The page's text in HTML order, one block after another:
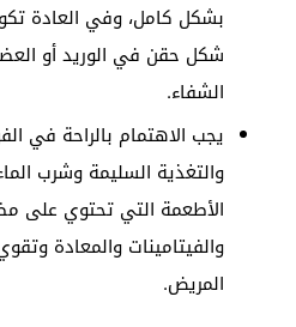
بشكل كامل، وفي العادة
شكل حقن في الوريد أو
الشفاء.
يجب الاهتمام بالراحة في
والتغذية السليمة وشرب
الأطعمة التي تحتوي على
والفيتامينات والمعادة
المريض.